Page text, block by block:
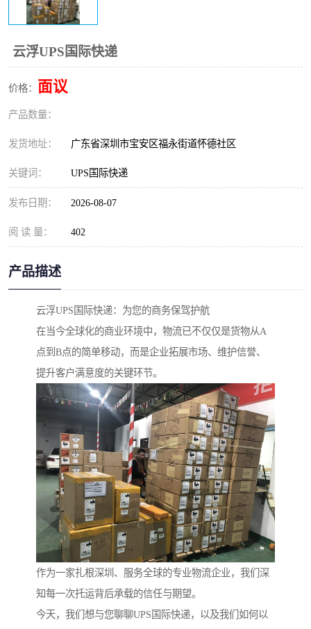
云浮UPS国际快递
价格： 面议
产品数量：
发货地址： 广东省深圳市宝安区福永街道怀德社区
关键词： UPS国际快递
发布日期： 2026-08-07
阅 读 量： 402
产品描述
云浮UPS国际快递：为您的商务保驾护航
在当今全球化的商业环境中，物流已不仅仅是货物从A
点到B点的简单移动，而是企业拓展市场、维护信誉、
提升客户满意度的关键环节。
作为一家扎根深圳、服务全球的专业物流企业，我们深
知每一次托运背后承载的信任与期望。
今天，我们想与您聊聊UPS国际快递，以及我们如何以